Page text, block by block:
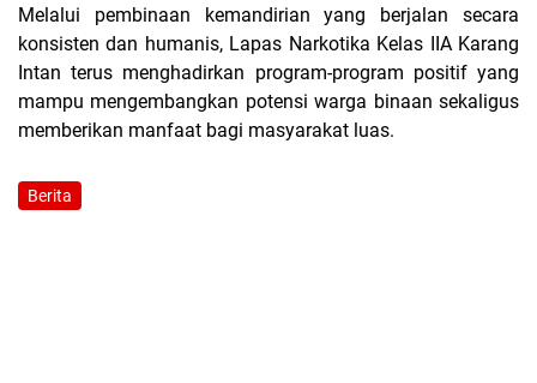
Melalui pembinaan kemandirian yang berjalan secara
konsisten dan humanis, Lapas Narkotika Kelas IIA Karang
Intan terus menghadirkan program-program positif yang
mampu mengembangkan potensi warga binaan sekaligus
memberikan manfaat bagi masyarakat luas.
Berita